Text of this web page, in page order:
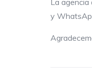
La
y